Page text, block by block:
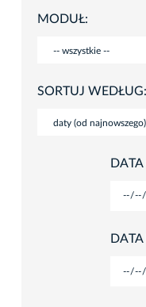
MODUŁ:
SORTUJ WEDŁUG:
DATA